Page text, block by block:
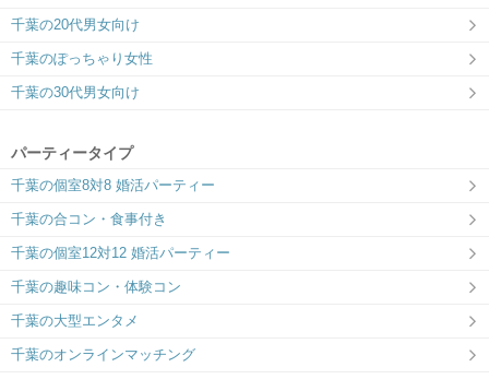
千葉の20代男女向け
千葉のぽっちゃり女性
千葉の30代男女向け
パーティータイプ
千葉の個室8対8 婚活パーティー
千葉の合コン・食事付き
千葉の個室12対12 婚活パーティー
千葉の趣味コン・体験コン
千葉の大型エンタメ
千葉のオンラインマッチング